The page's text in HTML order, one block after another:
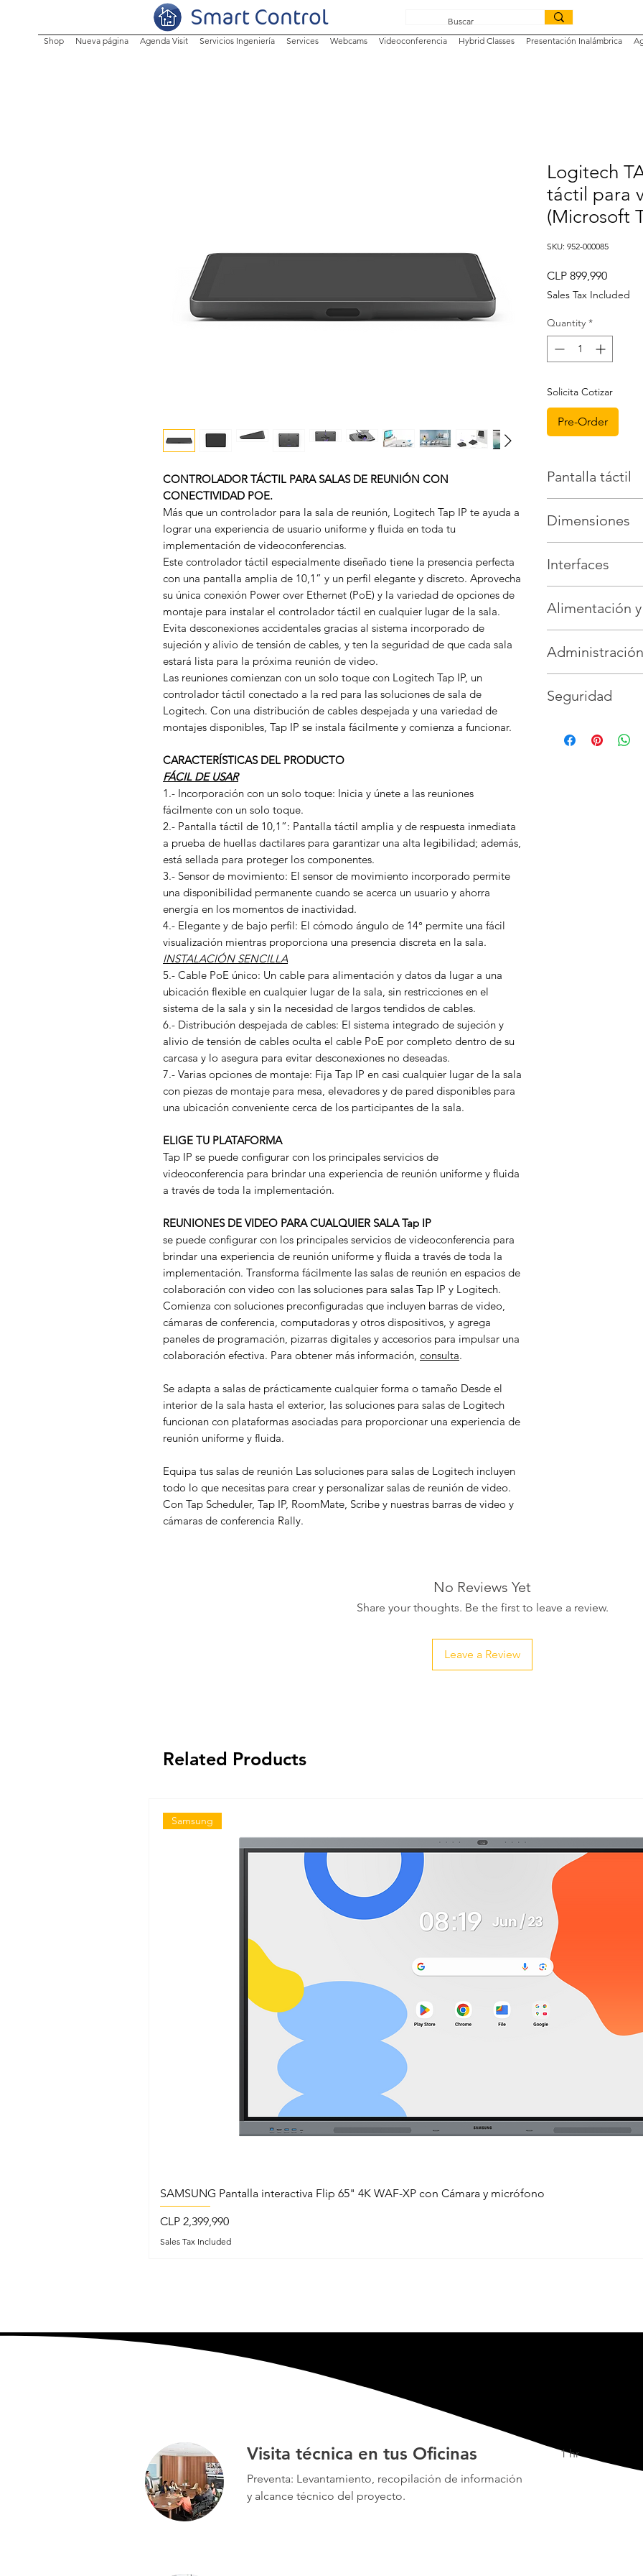
Shop Nueva página Agenda Visit Servicios Ingeniería Services Webcams Videoconferencia Hybrid Classes Presentación Inalámbrica
CONTROLADOR TÁCTIL PARA SALAS DE REUNIÓN CON
CONECTIVIDAD POE.
Más que un controlador para la sala de reunión, Logitech Tap IP te ayuda a
lograr una experiencia de usuario uniforme y fluida en toda tu
implementación de videoconferencias.
Este controlador táctil especialmente diseñado tiene la presencia perfecta
con una pantalla amplia de 10,1” y un perfil elegante y discreto. Aprovecha
su única conexión Power over Ethernet (PoE) y la variedad de opciones de
montaje para instalar el controlador táctil en cualquier lugar de la sala.
Evita desconexiones accidentales gracias al sistema incorporado de
sujeción y alivio de tensión de cables, y ten la seguridad de que cada sala
estará lista para la próxima reunión de video.
Las reuniones comienzan con un solo toque con Logitech Tap IP, un
controlador táctil conectado a la red para las soluciones de sala de
Logitech. Con una distribución de cables despejada y una variedad de
montajes disponibles, Tap IP se instala fácilmente y comienza a funcionar.
CARACTERÍSTICAS DEL PRODUCTO
FÁCIL DE USAR
1.- Incorporación con un solo toque: Inicia y únete a las reuniones
fácilmente con un solo toque.
2.- Pantalla táctil de 10,1”: Pantalla táctil amplia y de respuesta inmediata
a prueba de huellas dactilares para garantizar una alta legibilidad; además,
está sellada para proteger los componentes.
3.- Sensor de movimiento: El sensor de movimiento incorporado permite
una disponibilidad permanente cuando se acerca un usuario y ahorra
energía en los momentos de inactividad.
4.- Elegante y de bajo perfil: El cómodo ángulo de 14° permite una fácil
visualización mientras proporciona una presencia discreta en la sala.
INSTALACIÓN SENCILLA
5.- Cable PoE único: Un cable para alimentación y datos da lugar a una
ubicación flexible en cualquier lugar de la sala, sin restricciones en el
sistema de la sala y sin la necesidad de largos tendidos de cables.
6.- Distribución despejada de cables: El sistema integrado de sujeción y
alivio de tensión de cables oculta el cable PoE por completo dentro de su
carcasa y lo asegura para evitar desconexiones no deseadas.
7.- Varias opciones de montaje: Fija Tap IP en casi cualquier lugar de la sala
con piezas de montaje para mesa, elevadores y de pared disponibles para
una ubicación conveniente cerca de los participantes de la sala.
ELIGE TU PLATAFORMA
Tap IP se puede configurar con los principales servicios de
videoconferencia para brindar una experiencia de reunión uniforme y fluida
a través de toda la implementación.
REUNIONES DE VIDEO PARA CUALQUIER SALA Tap IP
se puede configurar con los principales servicios de videoconferencia para
brindar una experiencia de reunión uniforme y fluida a través de toda la
implementación. Transforma fácilmente las salas de reunión en espacios de
colaboración con video con las soluciones para salas Tap IP y Logitech.
Comienza con soluciones preconfiguradas que incluyen barras de video,
cámaras de conferencia, computadoras y otros dispositivos, y agrega
paneles de programación, pizarras digitales y accesorios para impulsar una
colaboración efectiva. Para obtener más información, consulta.
Se adapta a salas de prácticamente cualquier forma o tamaño Desde el
interior de la sala hasta el exterior, las soluciones para salas de Logitech
funcionan con plataformas asociadas para proporcionar una experiencia de
reunión uniforme y fluida.
Equipa tus salas de reunión Las soluciones para salas de Logitech incluyen
todo lo que necesitas para crear y personalizar salas de reunión de video.
Con Tap Scheduler, Tap IP, RoomMate, Scribe y nuestras barras de video y
cámaras de conferencia Rally.
Logitech
táctil para
(Microsoft
SKU: 952-000085
CLP 899,990Price
Sales Tax Included
Quantity *
Solicita Cotizar
Pre-Order
Pantalla táctil
Ángulo de
Resolución: 1280 x
multitáctil de 10
Antihuellas:
Dimensiones
pulgadas 56,1 x
Interfaces
cables Altavoz
Sensor de luz
Alimentación
Tipo 1,
Logitech Sync, el
Seguridad
Cifrado de datos:
No Reviews Yet
Share your thoughts. Be the first to leave a review.
Leave a Review
Related Products
Samsung
SAMSUNG Pantalla interactiva Flip 65" 4K WAF-XP con Cámara y micrófono
Price
CLP 2,399,990
Sales Tax Included
Visita técnica en tus Oficinas
Preventa: Levantamiento, recopilación de información
y alcance técnico del proyecto.
1 hr